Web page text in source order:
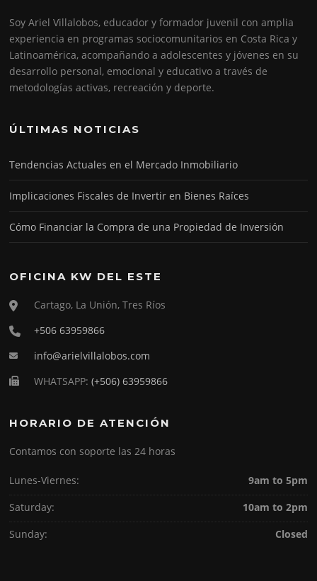
Soy Ariel Villalobos, educador y formador juvenil con amplia
experiencia en programas sociocomunitarios en Costa Rica y
Latinoamérica, acompañando a adolescentes y jóvenes en su
desarrollo personal, emocional y educativo a través de
metodologías activas, recreación y deporte.
ÚLTIMAS NOTICIAS
Tendencias Actuales en el Mercado Inmobiliario
Implicaciones Fiscales de Invertir en Bienes Raíces
Cómo Financiar la Compra de una Propiedad de Inversión
OFICINA KW DEL ESTE
Cartago, La Unión, Tres Ríos
+506 63959866
info@arielvillalobos.com
WHATSAPP:(+506) 63959866
HORARIO DE ATENCIÓN
Contamos con soporte las 24 horas
Lunes-Viernes:
9am to 5pm
Saturday:
10am to 2pm
Sunday:
Closed